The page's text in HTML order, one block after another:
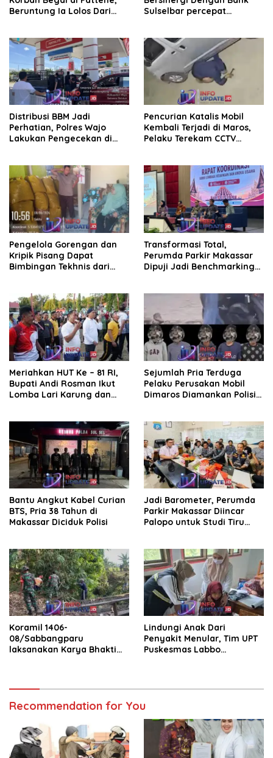
Beruntung Ia Lolos Dari
Sulselbar percepat
Lampu Hias
Distribusi BBM Jadi
Perhatian, Polres Wajo
Lakukan Pengecekan di
Pencurian Katalis Mobil
Kembali Terjadi di Maros,
Pelaku Terekam CCTV
Pengelola Gorengan dan
Kripik Pisang Dapat
Bimbingan Tekhnis dari
Transformasi Total,
Perumda Parkir Makassar
Dipuji Jadi Benchmarking
Meriahkan HUT Ke – 81 RI,
Bupati Andi Rosman Ikut
Lomba Lari Karung dan
Sejumlah Pria Terduga
Pelaku Perusakan Mobil
Dimaros Diamankan Polisi.
Bantu Angkut Kabel Curian
BTS, Pria 38 Tahun di
Makassar Diciduk Polisi
Jadi Barometer, Perumda
Parkir Makassar Diincar
Palopo untuk Studi Tiru
Koramil 1406-
08/Sabbangparu
laksanakan Karya Bhakti
Lindungi Anak Dari
Penyakit Menular, Tim UPT
Puskesmas Labbo
Recommendation for You